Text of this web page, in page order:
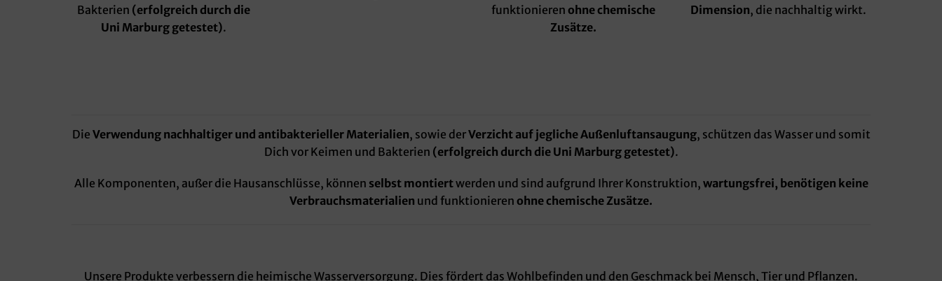
Bakterien (erfolgreich durch die
Uni Marburg getestet).
funktionieren ohne chemische
Zusätze.
Dimension, die nachhaltig wirkt.
Die Verwendung nachhaltiger und antibakterieller Materialien, sowie derVerzicht auf jegliche Außenluftansaugung, schützen das Wasser und somit
Dich vor Keimen und Bakterien (erfolgreich durch die Uni Marburg getestet).
Alle Komponenten, außer die Hausanschlüsse, können selbst montiertwerden und sind aufgrund Ihrer Konstruktion, wartungsfrei, benötigen keine
Verbrauchsmaterialien und funktionieren ohne chemische Zusätze.
Unsere Produkte verbessern die heimische Wasserversorgung. Dies fördert das Wohlbefinden und den Geschmack bei Mensch, Tier und Pflanzen.